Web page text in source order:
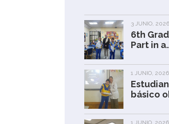
3 JUNIO, 2026
6th
Part in
1 JUNIO, 2026
básico
1 JUNIO, 2026